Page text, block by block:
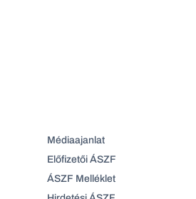
Médiaajanlat
Előfizetői ÁSZF
ÁSZF Melléklet